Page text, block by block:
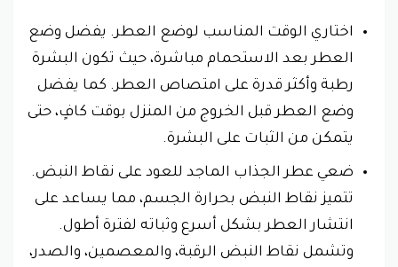
اختاري الوقت المناسب لوضع العطر. يفضل وضع
العطر بعد الاستحمام مباشرة، حيث تكون البشرة
رطبة وأكثر قدرة على امتصاص العطر. كما يفضل
وضع العطر قبل الخروج من المنزل بوقت كافٍ، حتى
يتمكن من الثبات على البشرة.
ضعي عطر الجذاب الماجد للعود على نقاط النبض.
تتميز نقاط النبض بحرارة الجسم، مما يساعد على
انتشار العطر بشكل أسرع وثباته لفترة أطول.
وتشمل نقاط النبض الرقبة، والمعصمين، والصدر،